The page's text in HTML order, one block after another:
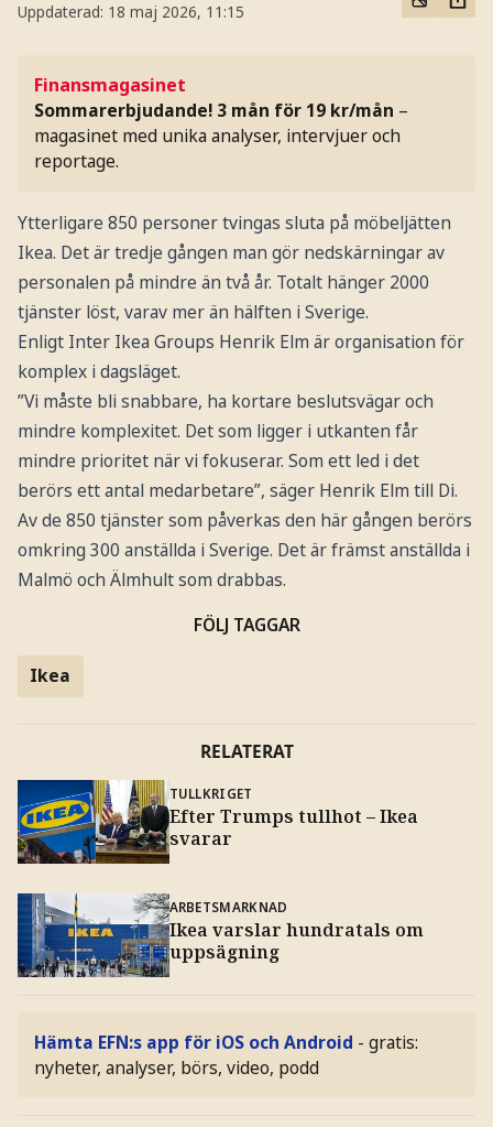
Uppdaterad: 18 maj 2026, 11:15
Finansmagasinet
Sommarerbjudande! 3 mån för 19 kr/mån –
magasinet med unika analyser, intervjuer och
reportage.
Ytterligare 850 personer tvingas sluta på möbeljätten
Ikea. Det är tredje gången man gör nedskärningar av
personalen på mindre än två år. Totalt hänger 2000
tjänster löst, varav mer än hälften i Sverige.
Enligt Inter Ikea Groups Henrik Elm är organisation för
komplex i dagsläget.
”Vi måste bli snabbare, ha kortare beslutsvägar och
mindre komplexitet. Det som ligger i utkanten får
mindre prioritet när vi fokuserar. Som ett led i det
berörs ett antal medarbetare”, säger Henrik Elm till Di.
Av de 850 tjänster som påverkas den här gången berörs
omkring 300 anställda i Sverige. Det är främst anställda i
Malmö och Älmhult som drabbas.
FÖLJ TAGGAR
Ikea
RELATERAT
TULLKRIGET
Efter Trumps tullhot – Ikea
svarar
ARBETSMARKNAD
Ikea varslar hundratals om
uppsägning
Hämta EFN:s app för iOS och Android - gratis:
nyheter, analyser, börs, video, podd